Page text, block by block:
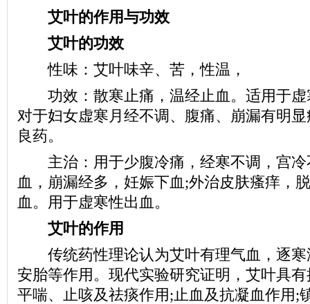
艾叶的作用与功效
艾叶的功效
性味：艾叶味辛、苦，性温，
功效：散寒止痛，温经止血。适用于虚
对于妇女虚寒月经不调、腹痛、崩漏有明
良药。
主治：用于少腹冷痛，经寒不调，宫冷
血，崩漏经多，妊娠下血;外治皮肤瘙痒，
血。用于虚寒性出血。
艾叶的作用
传统药性理论认为艾叶有理气血，逐寒
安胎等作用。现代实验研究证明，艾叶具
平喘、止咳及祛痰作用;止血及抗凝血作用;